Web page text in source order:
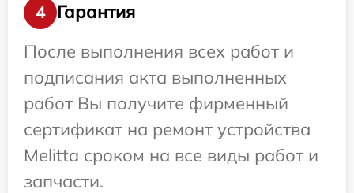
4
Гарантия
После выполнения всех работ и
подписания акта выполненных
работ Вы получите фирменный
сертификат на ремонт устройства
Melitta сроком на все виды работ и
запчасти.